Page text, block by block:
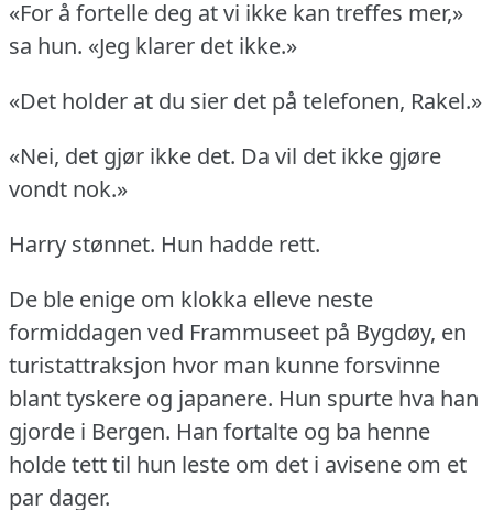
«For å fortelle deg at vi ikke kan treffes mer,»
sa hun. «Jeg klarer det ikke.»
«Det holder at du sier det på telefonen, Rakel.»
«Nei, det gjør ikke det. Da vil det ikke gjøre
vondt nok.»
Harry stønnet. Hun hadde rett.
De ble enige om klokka elleve neste
formiddagen ved Frammuseet på Bygdøy, en
turistattraksjon hvor man kunne forsvinne
blant tyskere og japanere. Hun spurte hva han
gjorde i Bergen. Han fortalte og ba henne
holde tett til hun leste om det i avisene om et
par dager.